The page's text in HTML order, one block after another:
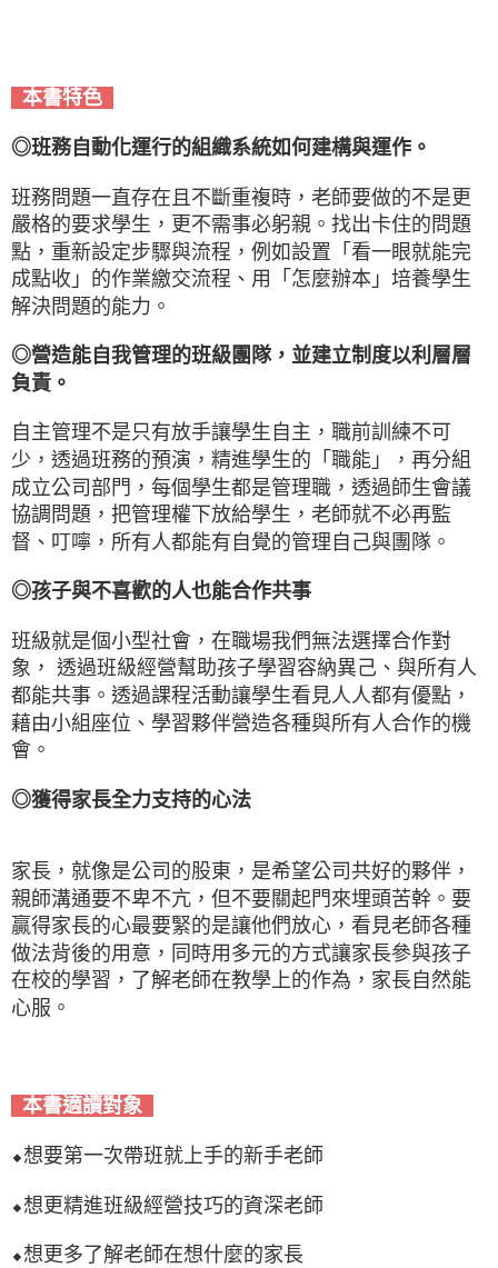
本書特色
◎班務自動化運行的組織系統如何建構與運作。
班務問題一直存在且不斷重複時，老師要做的不是更
嚴格的要求學生，更不需事必躬親。找出卡住的問題
點，重新設定步驟與流程，例如設置「看一眼就能完
成點收」的作業繳交流程、用「怎麼辦本」培養學生
解決問題的能力。
◎營造能自我管理的班級團隊，並建立制度以利層層
負責。
自主管理不是只有放手讓學生自主，職前訓練不可
少，透過班務的預演，精進學生的「職能」，再分組
成立公司部門，每個學生都是管理職，透過師生會議
協調問題，把管理權下放給學生，老師就不必再監
督、叮嚀，所有人都能有自覺的管理自己與團隊。
◎孩子與不喜歡的人也能合作共事
班級就是個小型社會，在職場我們無法選擇合作對
象， 透過班級經營幫助孩子學習容納異己、與所有人
都能共事。透過課程活動讓學生看見人人都有優點，
藉由小組座位、學習夥伴營造各種與所有人合作的機
會。
◎獲得家長全力支持的心法
家長，就像是公司的股東，是希望公司共好的夥伴，
親師溝通要不卑不亢，但不要關起門來埋頭苦幹。要
贏得家長的心最要緊的是讓他們放心，看見老師各種
做法背後的用意，同時用多元的方式讓家長參與孩子
在校的學習，了解老師在教學上的作為，家長自然能
心服。
本書適讀對象
⬥想要第一次帶班就上手的新手老師
⬥想更精進班級經營技巧的資深老師
⬥想更多了解老師在想什麼的家長